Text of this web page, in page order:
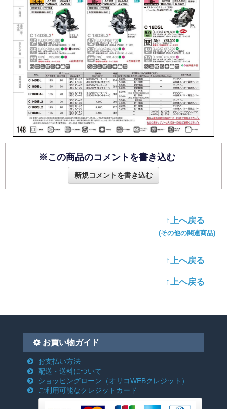
※この商品のコメントを書き込む
新規コメントを書き込む
↑上へ戻る
(その他の関連商品)
↑上へ戻る
↑上へ戻る
お買い物ガイド
お支払い方法
配送・送料について
ショッピングローン （オリコWEBクレジット）
ご利用可能なクレジットカード